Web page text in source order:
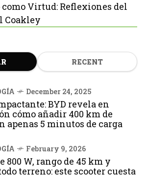
Virtud: Reflexiones del
Coakley
RECENT
December 24, 2025
BYD revela en
cómo añadir 400 km de
apenas 5 minutos de carga
February 9, 2026
800 W, rango de 45 km y
terreno: este scooter cuesta